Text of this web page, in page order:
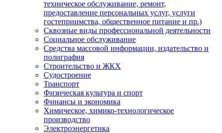
техническое обслуживание, ремонт,
предоставление персональных услуг, услуги
гостеприимства, общественное питание и пр.)
Сквозные виды профессиональной деятельности
Социальное обслуживание
Средства массовой информации, издательство и
полиграфия
Строительство и ЖКХ
Судостроение
Транспорт
Физическая культура и спорт
Финансы и экономика
Химическое, химико-технологическое
производство
Электроэнергетика